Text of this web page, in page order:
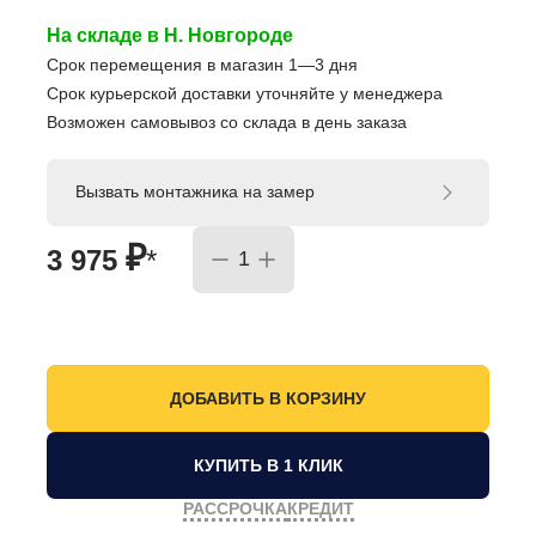
На складе в Н. Новгороде
Срок перемещения в магазин 1—3 дня
Срок курьерской доставки уточняйте у менеджера
Возможен самовывоз со склада в день заказа
3 975 ₽*
Вызвать монтажника на замер
КУПИТЬ В 1 КЛИК
РАССРОЧКАКРЕДИТ